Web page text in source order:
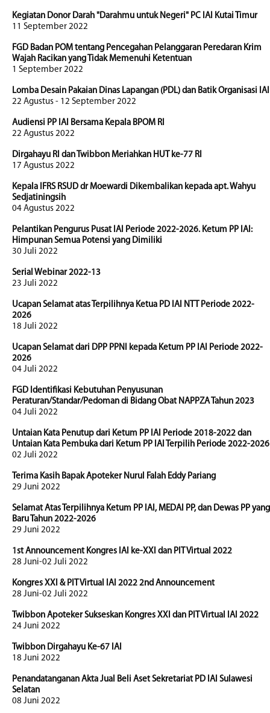
Kegiatan Donor Darah "Darahmu untuk Negeri" PC IAI Kutai Timur
11 September 2022
FGD Badan POM tentang Pencegahan Pelanggaran Peredaran Krim
Wajah Racikan yang Tidak Memenuhi Ketentuan
1 September 2022
Lomba Desain Pakaian Dinas Lapangan (PDL) dan Batik Organisasi IAI
22 Agustus - 12 September 2022
Audiensi PP IAI Bersama Kepala BPOM RI
22 Agustus 2022
Dirgahayu RI dan Twibbon Meriahkan HUT ke-77 RI
17 Agustus 2022
Kepala IFRS RSUD dr Moewardi Dikembalikan kepada apt. Wahyu
Sedjatiningsih
04 Agustus 2022
Pelantikan Pengurus Pusat IAI Periode 2022-2026. Ketum PP IAI:
Himpunan Semua Potensi yang Dimiliki
30 Juli 2022
Serial Webinar 2022-13
23 Juli 2022
Ucapan Selamat atas Terpilihnya Ketua PD IAI NTT Periode 2022-
2026
18 Juli 2022
Ucapan Selamat dari DPP PPNI kepada Ketum PP IAI Periode 2022-
2026
04 Juli 2022
FGD Identifikasi Kebutuhan Penyusunan
Peraturan/Standar/Pedoman di Bidang Obat NAPPZA Tahun 2023
04 Juli 2022
Untaian Kata Penutup dari Ketum PP IAI Periode 2018-2022 dan
Untaian Kata Pembuka dari Ketum PP IAI Terpilih Periode 2022-2026
02 Juli 2022
Terima Kasih Bapak Apoteker Nurul Falah Eddy Pariang
29 Juni 2022
Selamat Atas Terpilihnya Ketum PP IAI, MEDAI PP, dan Dewas PP yang
Baru Tahun 2022-2026
29 Juni 2022
1st Announcement Kongres IAI ke-XXI dan PIT Virtual 2022
28 Juni-02 Juli 2022
Kongres XXI & PIT Virtual IAI 2022 2nd Announcement
28 Juni-02 Juli 2022
Twibbon Apoteker Sukseskan Kongres XXI dan PIT Virtual IAI 2022
24 Juni 2022
Twibbon Dirgahayu Ke-67 IAI
18 Juni 2022
Penandatanganan Akta Jual Beli Aset Sekretariat PD IAI Sulawesi
Selatan
08 Juni 2022